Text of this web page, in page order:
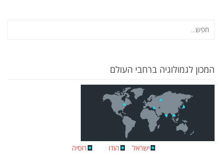
המכון לגמולוגיה ברחבי העולם
ישראל הודו רוסיה